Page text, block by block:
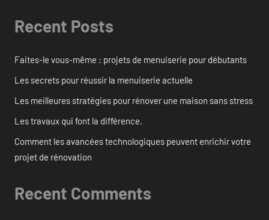
Recent Posts
Faites-le vous-même : projets de menuiserie pour débutants
Les secrets pour réussir la menuiserie actuelle
Les meilleures stratégies pour rénover une maison sans stress
Les travaux qui font la différence.
Comment les avancées technologiques peuvent enrichir votre
projet de rénovation
Recent Comments